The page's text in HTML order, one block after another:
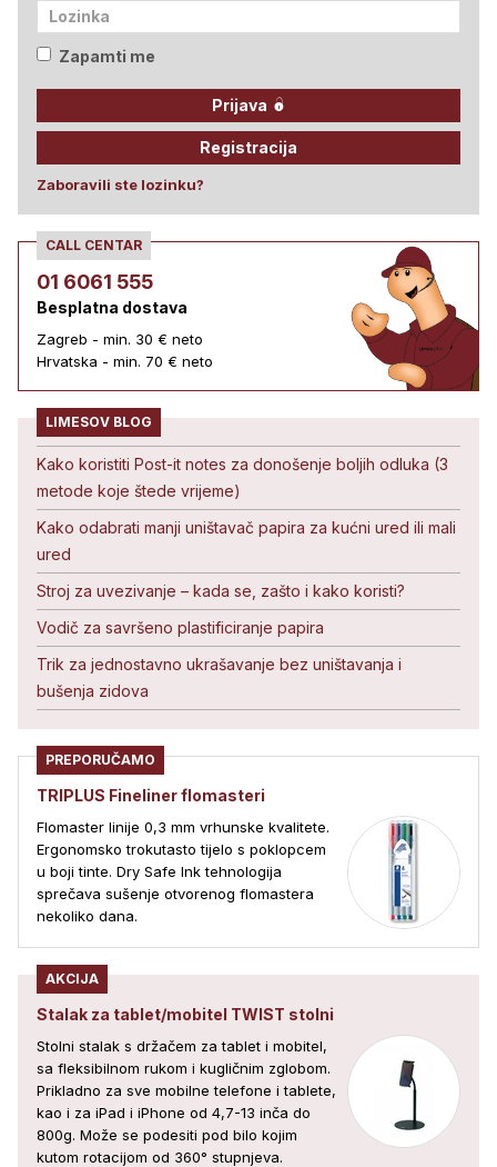
Zapamti me
Prijava
Registracija
Zaboravili ste lozinku?
CALL CENTAR
01 6061 555
Besplatna dostava
Zagreb - min. 30 € neto
Hrvatska - min. 70 € neto
LIMESOV BLOG
Kako koristiti Post-it notes za donošenje boljih odluka (3
metode koje štede vrijeme)
Kako odabrati manji uništavač papira za kućni ured ili mali
ured
Stroj za uvezivanje – kada se, zašto i kako koristi?
Vodič za savršeno plastificiranje papira
Trik za jednostavno ukrašavanje bez uništavanja i
bušenja zidova
PREPORUČAMO
TRIPLUS Fineliner flomasteri
Flomaster linije 0,3 mm vrhunske kvalitete.
Ergonomsko trokutasto tijelo s poklopcem
u boji tinte. Dry Safe Ink tehnologija
sprečava sušenje otvorenog flomastera
nekoliko dana.
AKCIJA
Stalak za tablet/mobitel TWIST stolni
Stolni stalak s držačem za tablet i mobitel,
sa fleksibilnom rukom i kugličnim zglobom.
Prikladno za sve mobilne telefone i tablete,
kao i za iPad i iPhone od 4,7-13 inča do
800g. Može se podesiti pod bilo kojim
kutom rotacijom od 360° stupnjeva.